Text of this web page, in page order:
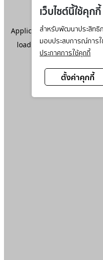
เว็บไซต์นี้ใช้คุกกี้
สำหรับพัฒนาประสิทธิ
มอบประสบการณ์การ
ประกาศการใช้คุกกี้
ตั้งค่าคุกกี้
Application error: aclient-
loadingwww.ktc.co.th